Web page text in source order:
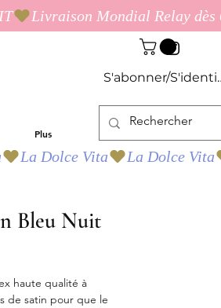
S'abonner/
Plus
Bleu Nuit
haute qualité à
de satin pour que le